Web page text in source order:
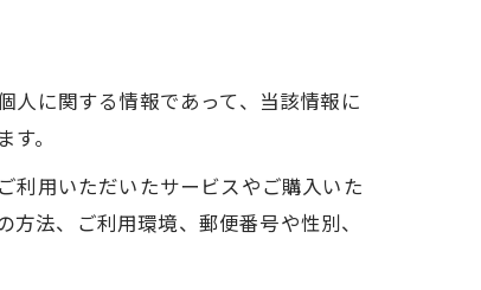
人に関する情報であって、当該情報に
。
利用いただいたサービスやご購入いた
法、ご利用環境、郵便番号や性別、